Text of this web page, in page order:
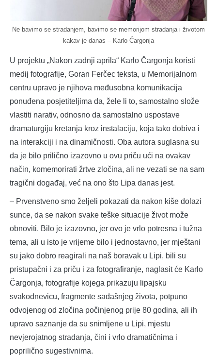
Ne bavimo se stradanjem, bavimo se memorijom stradanja i životom
kakav je danas – Karlo Čargonja
U projektu „Nakon zadnji aprila“ Karlo Čargonja koristi
medij fotografije, Goran Ferčec teksta, u Memorijalnom
centru upravo je njihova međusobna komunikacija
ponuđena posjetiteljima da, žele li to, samostalno slože
vlastiti narativ, odnosno da samostalno uspostave
dramaturgiju kretanja kroz instalaciju, koja tako dobiva i
na interakciji i na dinamičnosti. Oba autora suglasna su
da je bilo prilično izazovno u ovu priču ući na ovakav
način, komemorirati žrtve zločina, ali ne vezati se na sam
tragični događaj, već na ono što Lipa danas jest.
– Prvenstveno smo željeli pokazati da nakon kiše dolazi
sunce, da se nakon svake teške situacije život može
obnoviti. Bilo je izazovno, jer ovo je vrlo potresna i tužna
tema, ali u isto je vrijeme bilo i jednostavno, jer mještani
su jako dobro reagirali na naš boravak u Lipi, bili su
pristupačni i za priču i za fotografiranje, naglasit će Karlo
Čargonja, fotografije kojega prikazuju lipajsku
svakodnevicu, fragmente sadašnjeg života, potpuno
odvojenog od zločina počinjenog prije 80 godina, ali ih
upravo saznanje da su snimljene u Lipi, mjestu
nevjerojatnog stradanja, čini i vrlo dramatičnima i
poprilično sugestivnima.